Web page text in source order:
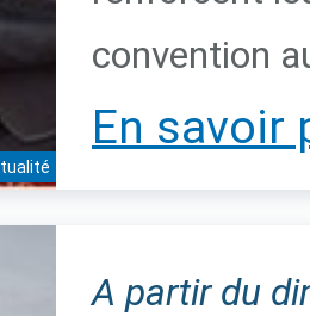
convention
En savoir
A partir du